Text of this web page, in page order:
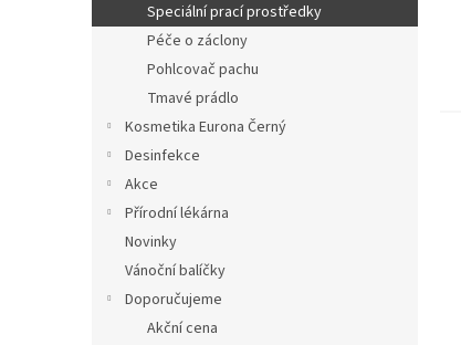
Speciální prací prostředky
Péče o záclony
Pohlcovač pachu
Tmavé prádlo
Kosmetika Eurona Černý
Desinfekce
Akce
Přírodní lékárna
Novinky
Vánoční balíčky
Doporučujeme
Akční cena